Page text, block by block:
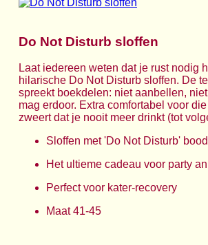
Do Not Disturb sloffen
Laat iedereen weten dat je rust nodig
hilarische Do Not Disturb sloffen. De
spreekt boekdelen: niet aanbellen,
mag erdoor. Extra comfortabel voor
zweert dat je nooit meer drinkt (tot
Sloffen met 'Do Not Disturb'
Het ultieme cadeau voor party
Perfect voor kater-recovery
Maat 41-45